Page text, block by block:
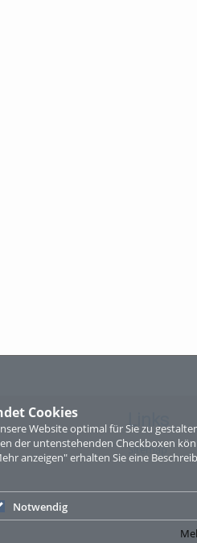
Cookies
Website optimal für Sie zu
der untenstehenden Checkboxen
anzeigen" erhalten Sie eine
Notwendig
Links
Sitemap